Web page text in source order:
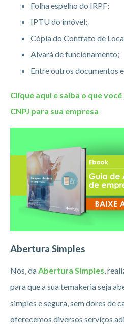
Folha espelho do IRPF;
IPTU do imóvel;
Cópia do Contrato de
Alvará de funcionamento;
Entre outros documentos
Clique aqui e saiba o que
CNPJ para sua empresa
Abertura Simples
Nós, daAbertura Simples,
para que a sua temakeria seja
simples e segura, sem dores de
oferecemos diversos serviços